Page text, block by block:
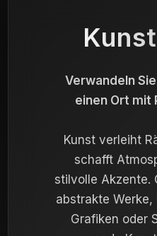
Verwandeln
einen Ort mit
Kunst verleiht
schafft
stilvolle Akzente.
abstrakte
Grafiken oder